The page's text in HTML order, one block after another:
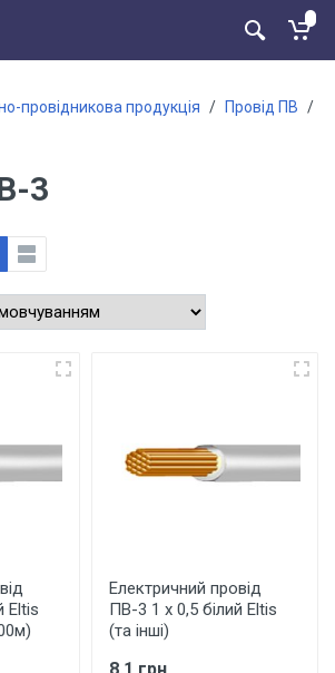
провідникова продукція / Провід ПВ /
3
Eltis
Електричний провід
ПВ-3 1 х 0,5 білий Eltis
(та інші)